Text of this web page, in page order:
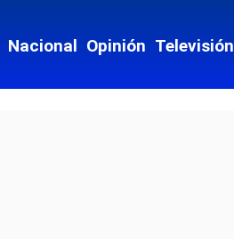
Nacional Opinión Televisión